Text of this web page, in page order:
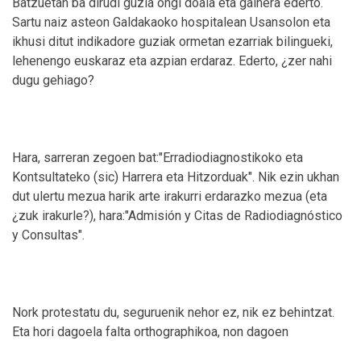
Sartu naiz asteon Galdakaoko hospitalean Usansolon eta
ikhusi ditut indikadore guziak ormetan ezarriak bilingueki,
lehenengo euskaraz eta azpian erdaraz. Ederto, ¿zer nahi
dugu gehiago?
Hara, sarreran zegoen bat:"Erradiodiagnostikoko eta
Kontsultateko (sic) Harrera eta Hitzorduak". Nik ezin ukhan
dut ulertu mezua harik arte irakurri erdarazko mezua (eta
¿zuk irakurle?), hara:"Admisión y Citas de Radiodiagnóstico
y Consultas".
Nork protestatu du, seguruenik nehor ez, nik ez behintzat.
Eta hori dagoela falta orthographikoa, non dagoen